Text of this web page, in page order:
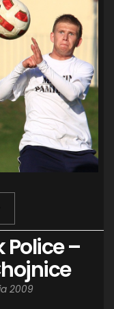
Police –
2009